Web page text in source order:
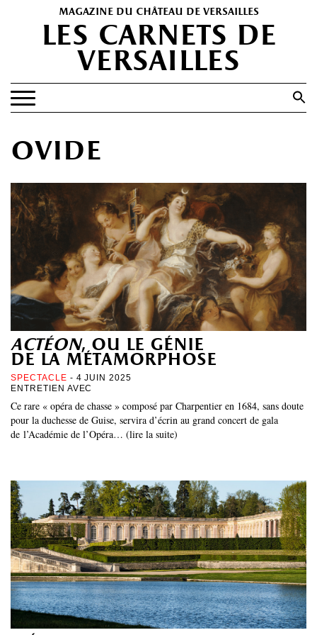
magazine du château de versailles
les carnets de
versailles
Search Button
SPECTACLES
PORTFOLIOS
HISTOIRE(S)
LES +
ABONNEMENT GRATUIT AU MAGAZINE
ovide
actéon, ou le génie
de la métamorphose
SPECTACLE - 4 JUIN 2025
ENTRETIEN AVEC
Ce rare « opéra de chasse » composé par Charpentier en 1684, sans doute
pour la duchesse de Guise, servira d’écrin au grand concert de gala
de l’Académie de l’Opéra… (lire la suite)